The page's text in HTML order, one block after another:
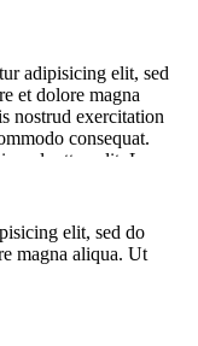
elit, sed do […]
adipisicing elit, sed
et dolore magna
nostrud exercitation
consequat.
voluptte velit. Lorem
elit, sed do
magna aliqua. Ut